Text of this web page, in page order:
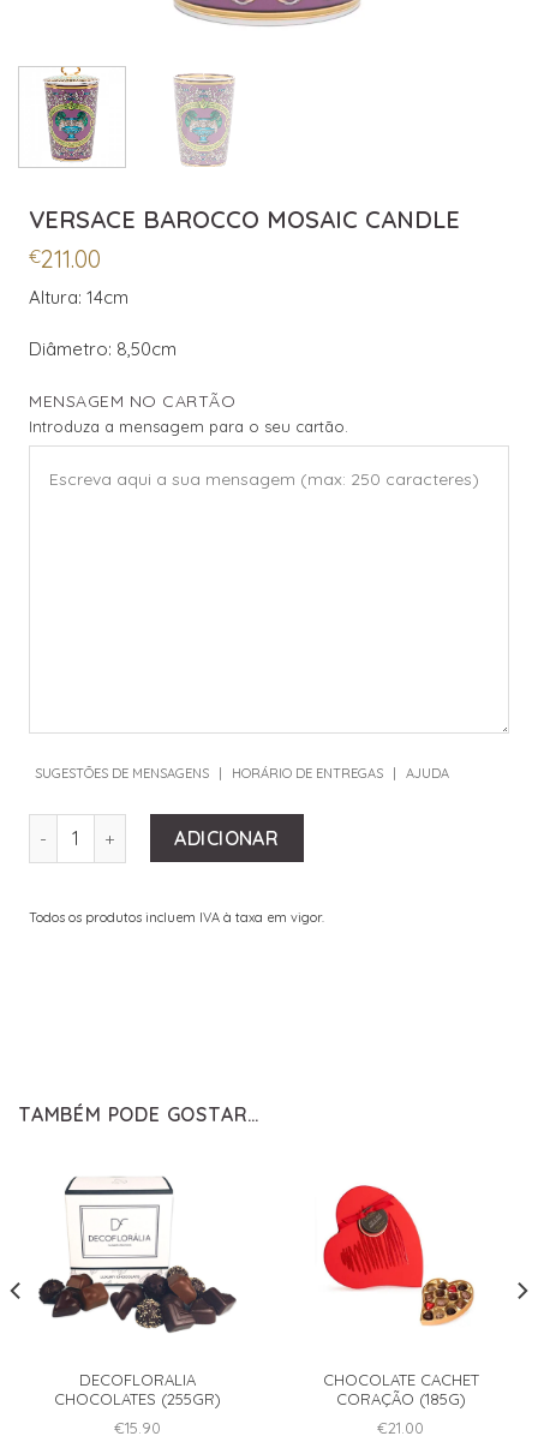
VERSACE BAROCCO MOSAIC CANDLE
€211.00
Altura: 14cm
Diâmetro: 8,50cm
MENSAGEM NO CARTÃO
Introduza a mensagem para o seu cartão.
SUGESTÕES DE MENSAGENS HORÁRIO DE ENTREGAS AJUDA
QUANTIDADE DE VERSACE BAROCCO MOSAIC CANDLE
ADICIONAR
Todos os produtos incluem IVA à taxa em vigor.
TAMBÉM PODE GOSTAR…
DECOFLORALIA
CHOCOLATES (255GR)
€15.90
CHOCOLATE CACHET
CORAÇÃO (185G)
€21.00